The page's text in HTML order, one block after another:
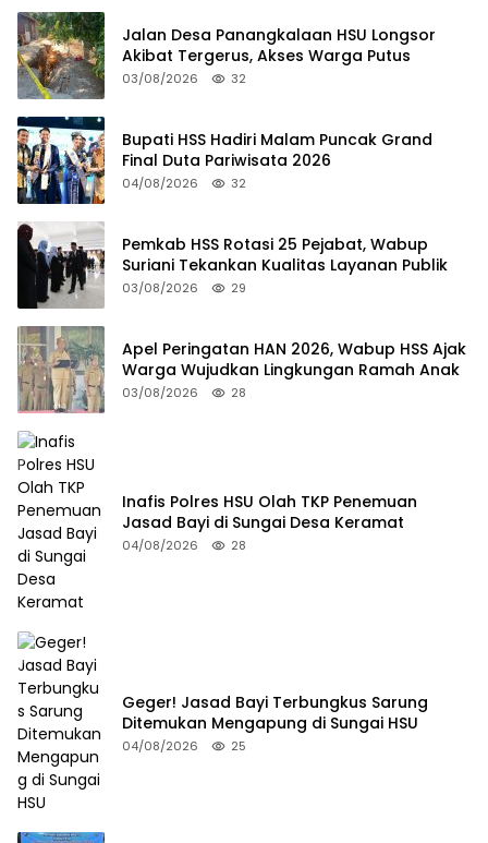
Jalan Desa Panangkalaan HSU Longsor
Akibat Tergerus, Akses Warga Putus
03/08/2026 32
Bupati HSS Hadiri Malam Puncak Grand
Final Duta Pariwisata 2026
04/08/2026 32
Pemkab HSS Rotasi 25 Pejabat, Wabup
Suriani Tekankan Kualitas Layanan Publik
03/08/2026 29
Apel Peringatan HAN 2026, Wabup HSS Ajak
Warga Wujudkan Lingkungan Ramah Anak
03/08/2026 28
Inafis Polres HSU Olah TKP Penemuan
Jasad Bayi di Sungai Desa Keramat
04/08/2026 28
Geger! Jasad Bayi Terbungkus Sarung
Ditemukan Mengapung di Sungai HSU
04/08/2026 25